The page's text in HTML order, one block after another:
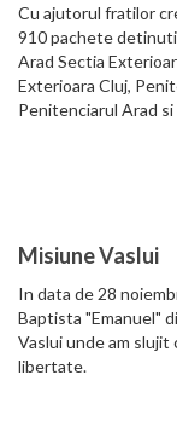
Cu ajutorul fratilor
910 pachete
Arad Sectia
Exterioara Cluj,
Penitenciarul Arad
Misiune Vaslui
In data de 28
Baptista "Emanuel"
Vaslui unde am slujit
libertate.